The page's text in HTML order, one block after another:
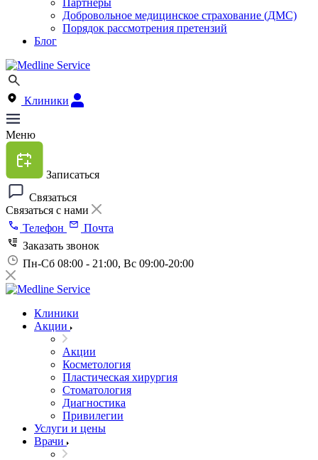
Партнеры
Добровольное медицинское страхование (ДМС)
Порядок рассмотрения претензий
Блог
Клиники
Меню
Записаться
Связаться
Связаться с нами
Телефон
Почта
Заказать звонок
Пн-Сб 08:00 - 21:00, Вс 09:00-20:00
Клиники
Акции
Акции
Косметология
Пластическая хирургия
Стоматология
Диагностика
Привилегии
Услуги и цены
Врачи